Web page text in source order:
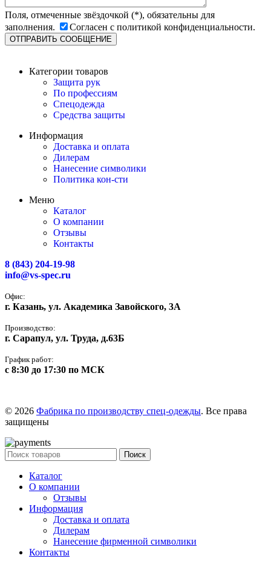
Поля, отмеченные звёздочкой (*), обязательны для
заполнения.
Согласен с политикой конфиденциальности.
Категории товаров
Защита рук
По профессиям
Спецодежда
Средства защиты
Информация
Доставка и оплата
Дилерам
Нанесение символики
Политика кон-сти
Меню
Каталог
О компании
Отзывы
Контакты
8 (843) 204-19-98
info@vs-spec.ru
Офис:
г. Казань, ул. Академика Завойского, 3А
Производство:
г. Сарапул, ул. Труда, д.63Б
График работ:
с 8:30 до 17:30 по МСК
© 2026 Фабрика по производству спец-одежды. Все права
защищены
Поиск
Каталог
О компании
Отзывы
Информация
Доставка и оплата
Дилерам
Нанесение фирменной символики
Контакты